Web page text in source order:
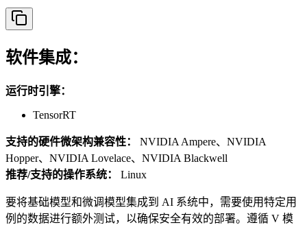
软件集成：
运行时引擎：
TensorRT
支持的硬件微架构兼容性：
NVIDIA Ampere、NVIDIA
Hopper、NVIDIA Lovelace、NVIDIA Blackwell
推荐/支持的操作系统：
Linux
要将基础模型和微调模型集成到 AI 系统中，需要使用特定用
例的数据进行额外测试，以确保安全有效的部署。遵循 V 模